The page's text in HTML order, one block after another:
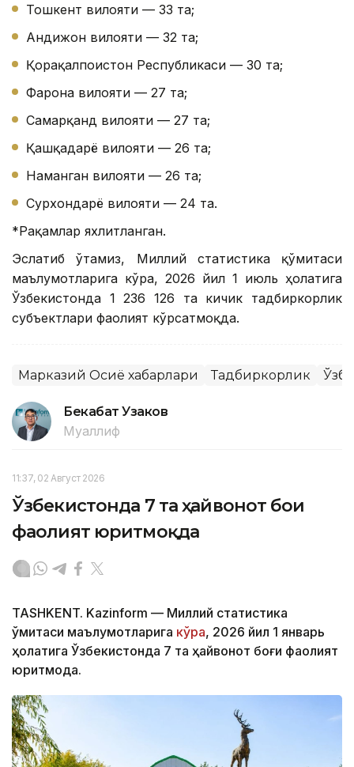
Тошкент вилояти — 33 та;
Андижон вилояти — 32 та;
Қорақалпоғистон Республикаси — 30 та;
Фарғона вилояти — 27 та;
Самарқанд вилояти — 27 та;
Қашқадарё вилояти — 26 та;
Наманган вилояти — 26 та;
Сурхондарё вилояти — 24 та.
*Рақамлар яхлитланган.
Эслатиб ўтамиз, Миллий статистика қўмитаси
маълумотларига кўра, 2026 йил 1 июль ҳолатига
Ўзбекистонда 1 236 126 та кичик тадбиркорлик
субъектлари фаолият кўрсатмоқда.
Марказий Осиё хабарлари Тадбиркорлик
Бекабат Узаков
Муаллиф
11:37, 02 Август 2026
Ўзбекистонда 7 та ҳайвонот боғи
фаолият юритмоқда
TASHKENT. Kazinform — Миллий статистика
қўмитаси маълумотларига кўра, 2026 йил 1 январь
ҳолатига Ўзбекистонда 7 та ҳайвонот боғи фаолият
юритмоқда.